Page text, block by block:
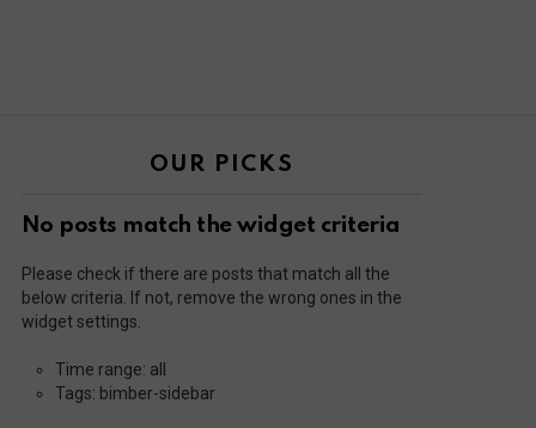
OUR PICKS
No posts match the widget criteria
Please check if there are posts that match all the
below criteria. If not, remove the wrong ones in the
widget settings.
Time range: all
Tags: bimber-sidebar